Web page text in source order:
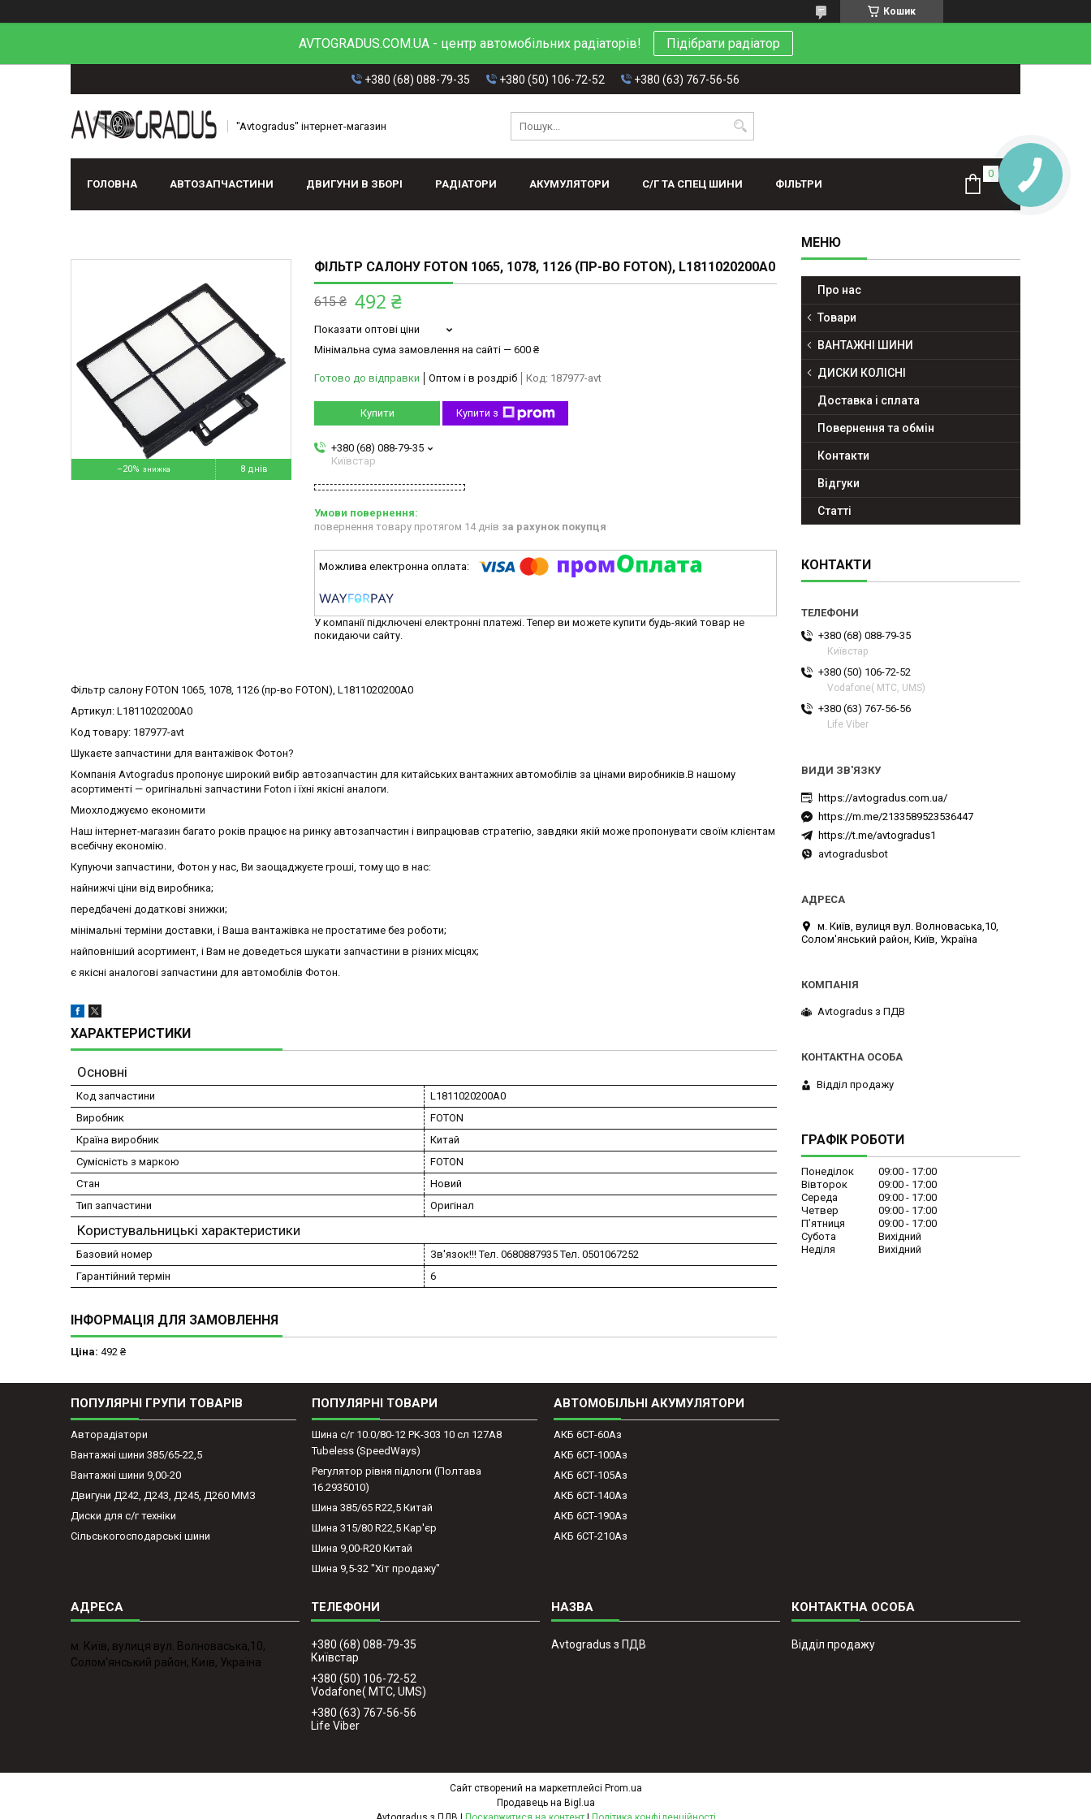
Кошик
AVTOGRADUS.COM.UA - центр автомобільних радіаторів! Підібрати радіатор
+380 (68) 088-79-35 +380 (50) 106-72-52 +380 (63) 767-56-56
"Avtogradus" інтернет-магазин
ГОЛОВНА АВТОЗАПЧАСТИНИ ДВИГУНИ В ЗБОРІ РАДІАТОРИ АКУМУЛЯТОРИ С/Г ТА СПЕЦ ШИНИ ФІЛЬТРИ
–20% 8 днів
ФІЛЬТР САЛОНУ FOTON 1065, 1078, 1126 (ПР-ВО FOTON), L1811020200A0
615 ₴ 492 ₴
Показати оптові ціни
Мінімальна сума замовлення на сайті — 600 ₴
Готово до відправки Оптом і в роздріб Код: 187977-avt
Купити Купити з
+380 (68) 088-79-35
Київстар
повернення товару протягом 14 днів за рахунок покупця
У компанії підключені електронні платежі. Тепер ви можете купити будь-який товар не
покидаючи сайту.
Фільтр салону FOTON 1065, 1078, 1126 (пр-во FOTON), L1811020200A0
Артикул: L1811020200A0
Код товару: 187977-avt
Шукаєте запчастини для вантажівок Фотон?
Компанія Avtogradus пропонує широкий вибір автозапчастин для китайських вантажних автомобілів за цінами виробників.В нашому
асортименті — оригінальні запчастини Foton і їхні якісні аналоги.
Миохлоджуємо економити
Наш інтернет-магазин багато років працює на ринку автозапчастин і випрацював стратегію, завдяки якій може пропонувати своїм клієнтам
всебічну економію.
Купуючи запчастини, Фотон у нас, Ви заощаджуєте гроші, тому що в нас:
найнижчі ціни від виробника;
передбачені додаткові знижки;
мінімальні терміни доставки, і Ваша вантажівка не простатиме без роботи;
найповніший асортимент, і Вам не доведеться шукати запчастини в різних місцях;
є якісні аналогові запчастини для автомобілів Фотон.
ХАРАКТЕРИСТИКИ
Основні
Код запчастини
L1811020200A0
Виробник
FOTON
Країна виробник
Китай
Сумісність з маркою
FOTON
Стан
Новий
Тип запчастини
Оригінал
Користувальницькі характеристики
Базовий номер
Зв'язок!!! Тел. 0680887935 Тел. 0501067252
Гарантійний термін
6
ІНФОРМАЦІЯ ДЛЯ ЗАМОВЛЕННЯ
Ціна: 492 ₴
Про нас
Товари
ВАНТАЖНІ ШИНИ
ДИСКИ КОЛІСНІ
Доставка і сплата
Повернення та обмін
Контакти
Відгуки
Статті
КОНТАКТИ
+380 (68) 088-79-35
Київстар
+380 (50) 106-72-52
Vodafone( МТС, UMS)
+380 (63) 767-56-56
Life Viber
https://avtogradus.com.ua/
https://m.me/2133589523536447
https://t.me/avtogradus1
avtogradusbot
м. Київ, вулиця вул. Волноваська,10,
Солом'янський район, Київ, Україна
Avtogradus з ПДВ
Відділ продажу
ГРАФІК РОБОТИ
Понеділок 09:00
17:00
Вівторок
09:00
17:00
Середа
09:00
17:00
Четвер
09:00
17:00
Пʼятниця
09:00
17:00
Субота
Вихідний
Неділя
Вихідний
ПОПУЛЯРНІ ГРУПИ ТОВАРІВ
Авторадіатори
Вантажні шини 385/65-22,5
Вантажні шини 9,00-20
Двигуни Д242, Д243, Д245, Д260 ММЗ
Диски для с/г техніки
Сільськогосподарські шини
ПОПУЛЯРНІ ТОВАРИ
Шина с/г 10.0/80-12 PK-303 10 сл 127A8
Tubeless (SpeedWays)
Регулятор рівня підлоги (Полтава
16.2935010)
Шина 385/65 R22,5 Китай
Шина 315/80 R22,5 Кар'єр
Шина 9,00-R20 Китай
Шина 9,5-32 "Хіт продажу"
АВТОМОБІЛЬНІ АКУМУЛЯТОРИ
АКБ 6СТ-60Аз
АКБ 6СТ-100Аз
АКБ 6СТ-105Аз
АКБ 6СТ-140Аз
АКБ 6СТ-190Аз
АКБ 6СТ-210Аз
м. Київ, вулиця вул. Волноваська,10,
Солом'янський район, Київ, Україна
+380 (68) 088-79-35
Київстар
+380 (50) 106-72-52
Vodafone( МТС, UMS)
+380 (63) 767-56-56
Life Viber
Avtogradus з ПДВ Відділ продажу
Сайт створений на маркетплейсі Prom.ua
Продавець на Bigl.ua